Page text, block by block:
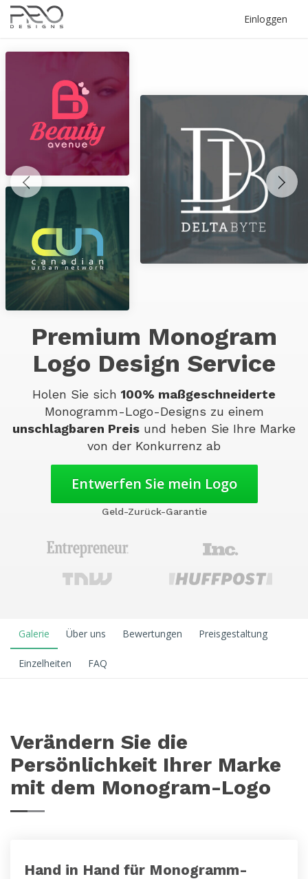
Einloggen
Premium Monogram
Logo Design Service
Holen Sie sich 100% maßgeschneiderte
Monogramm-Logo-Designs zu einem
unschlagbaren Preis und heben Sie Ihre Marke
von der Konkurrenz ab
Entwerfen Sie mein Logo
Geld-Zurück-Garantie
Galerie Über uns Bewertungen Preisgestaltung
Einzelheiten FAQ
Verändern Sie die
Persönlichkeit Ihrer Marke
mit dem Monogram-Logo
Hand in Hand für Monogramm-